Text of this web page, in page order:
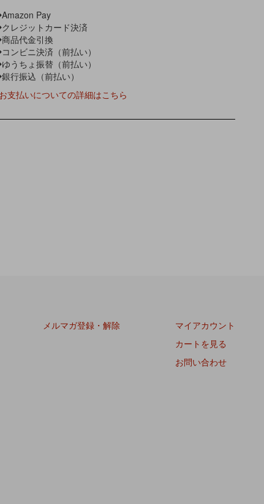
Amazon Pay
クレジットカード決済
商品代金引換
コンビニ決済（前払い）
ゆうちょ振替（前払い）
銀行振込（前払い）
お支払いについての詳細はこちら
メルマガ登録・解除
マイアカウント
カートを見る
お問い合わせ